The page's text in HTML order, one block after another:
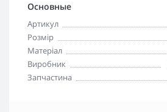
Основные
Артикул
Розмір
Матеріал
Виробник
Запчастина